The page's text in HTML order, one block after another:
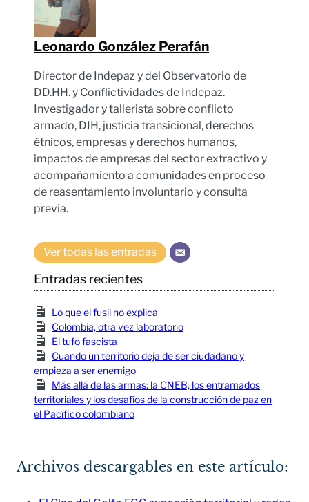
Leonardo González Perafán
Director de Indepaz y del Observatorio de
DD.HH. y Conflictividades de Indepaz.
Investigador y tallerista sobre conflicto
armado, DIH, justicia transicional, derechos
étnicos, empresas y derechos humanos,
impactos de empresas del sector extractivo y
acompañamiento a comunidades en proceso
de reasentamiento involuntario y consulta
previa.
Ver todas las entradas
Entradas recientes
Lo que el fusil no explica
Colombia, otra vez laboratorio
El tufo fascista
Cuando un territorio deja de ser ciudadano y
empieza a ser enemigo
Más allá de las armas: la CNEB, los entramados
territoriales y los desafíos de la construcción de paz en
el Pacífico colombiano
Archivos descargables en este artículo: